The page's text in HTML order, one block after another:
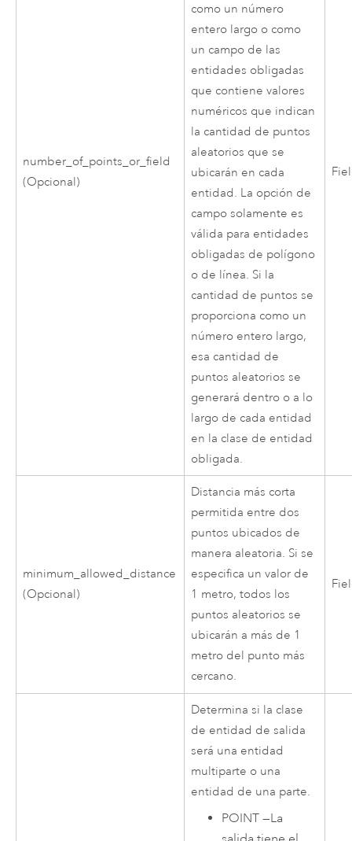
number_of_points_or_field
(Opcional)
como un número
entero largo o como
un campo de las
entidades obligadas
que contiene valores
numéricos que indican
la cantidad de puntos
aleatorios que se
ubicarán en cada
entidad. La opción de
campo solamente es
válida para entidades
obligadas de polígono
o de línea. Si la
cantidad de puntos se
proporciona como un
número entero largo,
esa cantidad de
puntos aleatorios se
generará dentro o a lo
largo de cada entidad
en la clase de entidad
obligada.
minimum_allowed_distance
(Opcional)
Distancia más corta
permitida entre dos
puntos ubicados de
manera aleatoria. Si se
especifica un valor de
1 metro, todos los
puntos aleatorios se
ubicarán a más de 1
metro del punto más
cercano.
Determina si la clase
de entidad de salida
será una entidad
multiparte o una
entidad de una parte.
POINT —La